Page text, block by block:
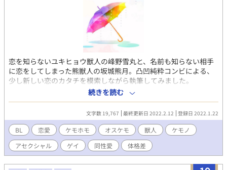
恋を知らないユキヒョウ獣人の峰野雪丸と、名前も知らない相手
に恋をしてしまった熊獣人の坂城熊月。凸凹純粋コンビによる、
少し新しい恋のカタチを模索しながら執筆してみました。
続きを読む
文字数 19,767 最終更新日 2022.2.12 登録日 2022.1.22
BL 恋愛 ケモホモ オスケモ 獣人
ケモノ
アセクシャル
ゲイ 同性愛 体格差